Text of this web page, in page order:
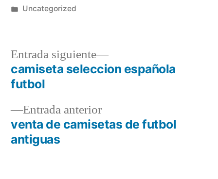
por
Publicado
Uncategorized
Navegación
entradas
Entrada anteriorEntrada
anterior:
venta de camisetas de futbol
antiguas
Entrada siguiente
Entrada
siguiente:
camiseta seleccion española
futbol